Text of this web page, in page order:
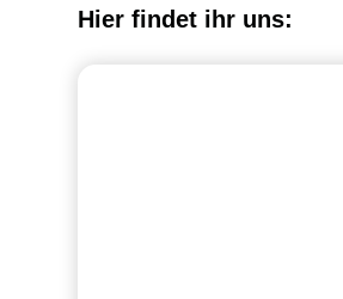
Hier findet ihr uns: